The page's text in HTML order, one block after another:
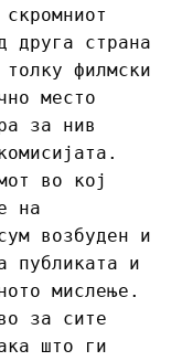
друга страна
филмски
место
за нив
во кој
на
возбуден и
публиката и
мислење.
за сите
што ги